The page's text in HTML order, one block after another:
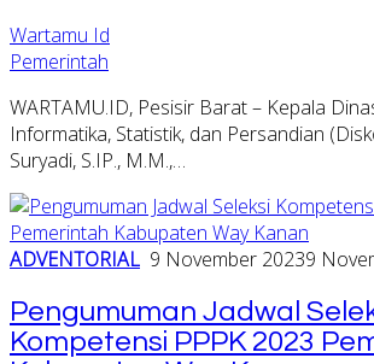
Wartamu Id
Pemerintah
WARTAMU.ID, Pesisir Barat – Kepala
Informatika, Statistik, dan Persandian
Suryadi, S.IP., M.M.,…
ADVENTORIAL 9 November 20239
Pengumuman Jadwal
Kompetensi PPPK 2023